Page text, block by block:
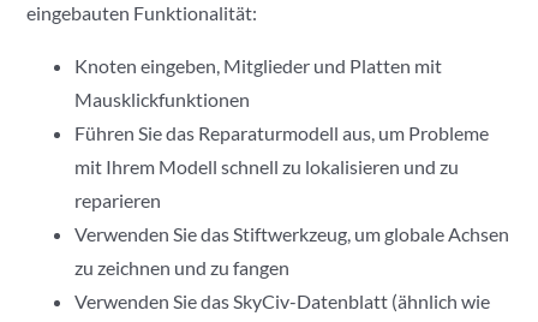
eingebauten Funktionalität:
Knoten eingeben, Mitglieder und Platten mit
Mausklickfunktionen
Führen Sie das Reparaturmodell aus, um Probleme
mit Ihrem Modell schnell zu lokalisieren und zu
reparieren
Verwenden Sie das Stiftwerkzeug, um globale Achsen
zu zeichnen und zu fangen
Verwenden Sie das SkyCiv-Datenblatt (ähnlich wie